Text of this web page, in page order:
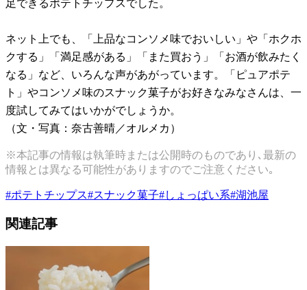
足できるポテトチップスでした。
ネット上でも、「上品なコンソメ味でおいしい」や「ホクホ
クする」「満足感がある」「また買おう」「お酒が飲みたく
なる」など、いろんな声があがっています。「ピュアポテ
ト」やコンソメ味のスナック菓子がお好きなみなさんは、一
度試してみてはいかがでしょうか。
（文・写真：奈古善晴／オルメカ）
※本記事の情報は執筆時または公開時のものであり､最新の
情報とは異なる可能性がありますのでご注意ください｡
#ポテトチップス#スナック菓子#しょっぱい系#湖池屋
関連記事